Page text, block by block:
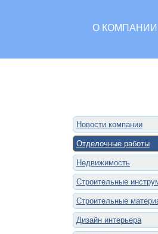
О КОМПАНИИ
Новости компании
Отделочные работы
Недвижимость
Строительные
Строительные
Дизайн интерьера